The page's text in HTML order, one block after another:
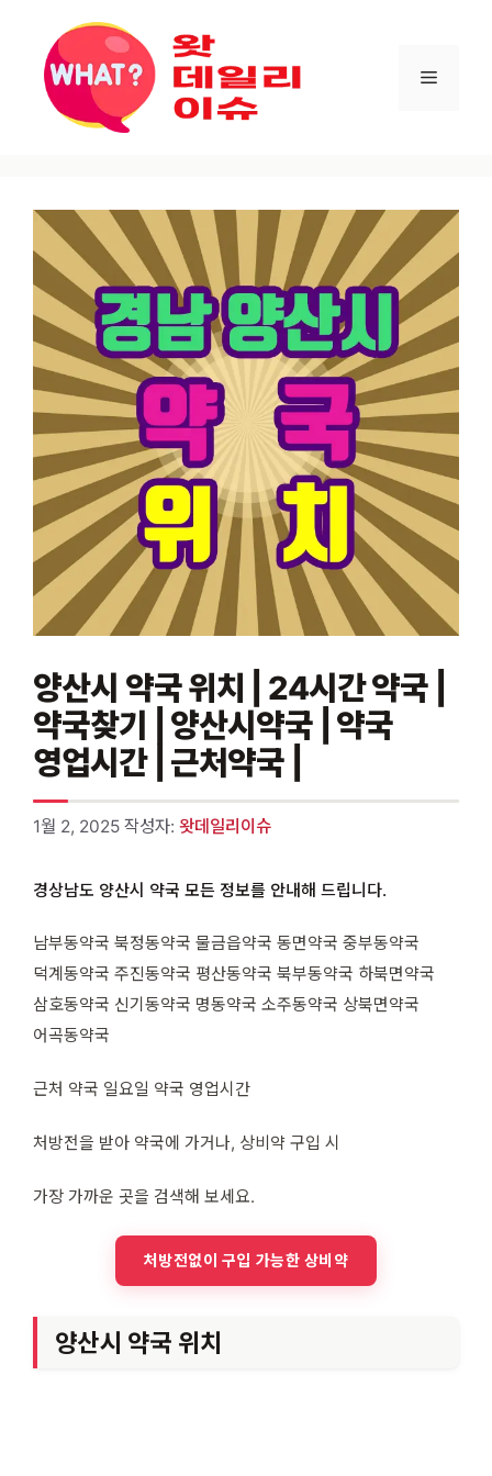
건너뛰기
메뉴
양산시 약국 위치 | 24시간 약국 |
약국찾기 | 양산시약국 | 약국
영업시간 | 근처약국 |
1월 2, 2025 작성자: 왓데일리이슈
경상남도 양산시 약국 모든 정보를 안내해 드립니다.
남부동약국 북정동약국 물금읍약국 동면약국 중부동약국
덕계동약국 주진동약국 평산동약국 북부동약국 하북면약국
삼호동약국 신기동약국 명동약국 소주동약국 상북면약국
어곡동약국
근처 약국 일요일 약국 영업시간
처방전을 받아 약국에 가거나, 상비약 구입 시
가장 가까운 곳을 검색해 보세요.
처방전없이 구입 가능한 상비약
양산시 약국 위치